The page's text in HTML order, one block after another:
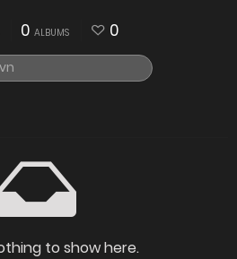
0 ALBUMS 0
to show here.